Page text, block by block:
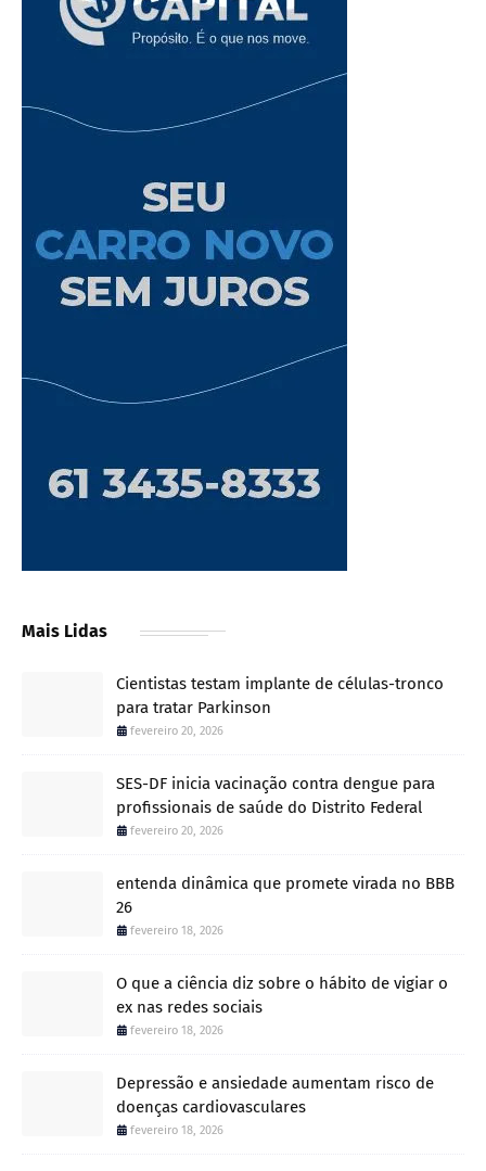
Mais Lidas
Cientistas testam implante de células-tronco
para tratar Parkinson
fevereiro 20, 2026
SES-DF inicia vacinação contra dengue para
profissionais de saúde do Distrito Federal
fevereiro 20, 2026
entenda dinâmica que promete virada no BBB
26
fevereiro 18, 2026
O que a ciência diz sobre o hábito de vigiar o
ex nas redes sociais
fevereiro 18, 2026
Depressão e ansiedade aumentam risco de
doenças cardiovasculares
fevereiro 18, 2026